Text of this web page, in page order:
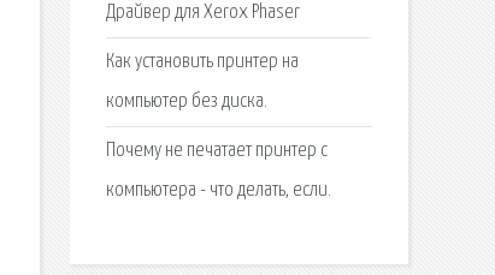
Драйвер для Xerox Phaser
Как установить принтер на
компьютер без диска.
Почему не печатает принтер с
компьютера - что делать, если.